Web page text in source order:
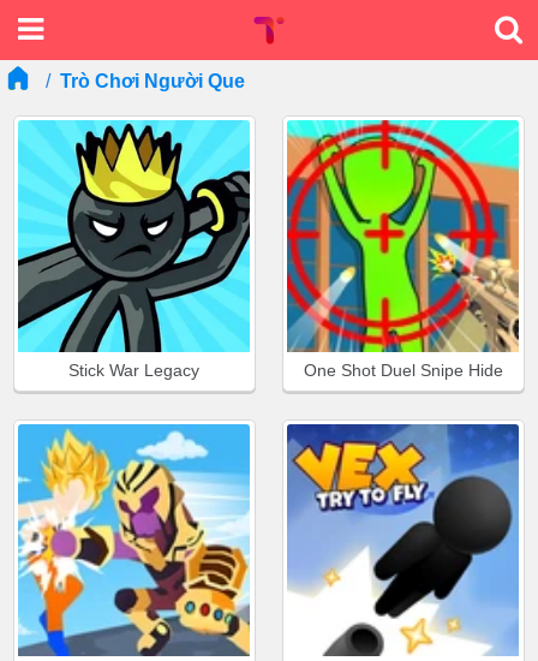
Trò Chơi Người Que
Stick War Legacy One Shot Duel Snipe Hide